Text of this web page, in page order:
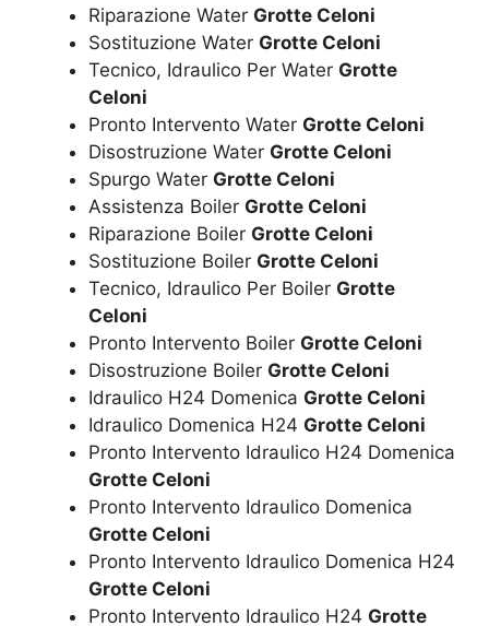
Riparazione Water Grotte Celoni
Sostituzione Water Grotte Celoni
Tecnico, Idraulico Per Water Grotte
Celoni
Pronto Intervento Water Grotte Celoni
Disostruzione Water Grotte Celoni
Spurgo Water Grotte Celoni
Assistenza Boiler Grotte Celoni
Riparazione Boiler Grotte Celoni
Sostituzione Boiler Grotte Celoni
Tecnico, Idraulico Per Boiler Grotte
Celoni
Pronto Intervento Boiler Grotte Celoni
Disostruzione Boiler Grotte Celoni
Idraulico H24 Domenica Grotte Celoni
Idraulico Domenica H24 Grotte Celoni
Pronto Intervento Idraulico H24 Domenica
Grotte Celoni
Pronto Intervento Idraulico Domenica
Grotte Celoni
Pronto Intervento Idraulico Domenica H24
Grotte Celoni
Pronto Intervento Idraulico H24 Grotte